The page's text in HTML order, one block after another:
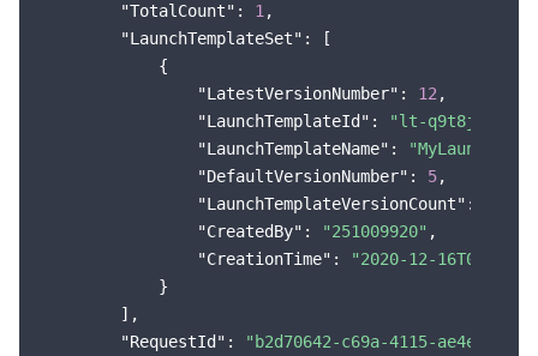
"TotalCount" : 1 ,
"LaunchTemplateSet" : [
            {
"LatestVersionNumber" : 12 ,
"LaunchTemplateId" : "lt-q9t8j8eg"
"LaunchTemplateName" :
"DefaultVersionNumber" : 5,
"LaunchTemplateVersionCount" :
"CreatedBy" : "251009920" ,
"CreationTime" :
"2020-12-
            }
        ],
"RequestId" :
"b2d70642-c69a-4115-ae4e-